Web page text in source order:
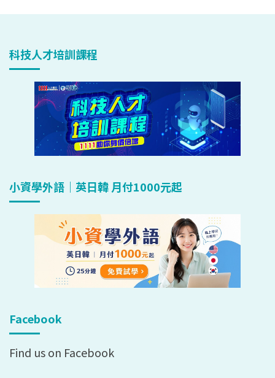
科技人才培訓課程
小資學外語｜英日韓 月付1000元起
Facebook
Find us on Facebook